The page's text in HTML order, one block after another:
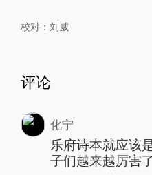
校对： 刘威
评论
化宁
乐府诗本就应该
子们越来越厉害